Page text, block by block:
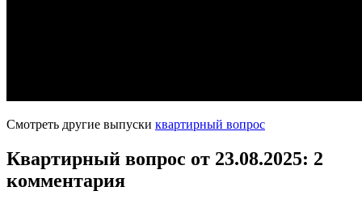
Смотреть другие выпуски квартирный вопрос
Квартирный вопрос от 23.08.2025: 2
комментария